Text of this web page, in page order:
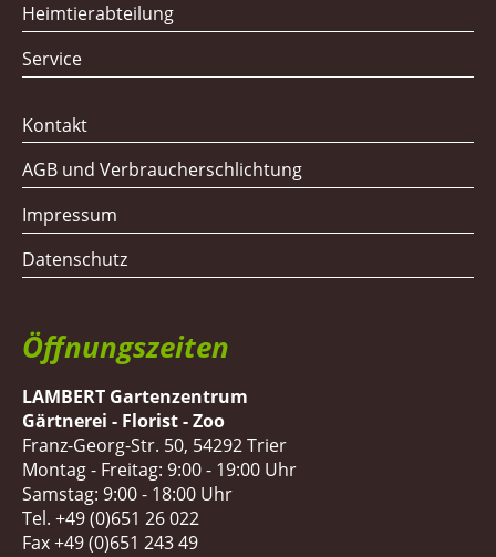
Heimtierabteilung
Service
Kontakt
AGB und Verbraucherschlichtung
Impressum
Datenschutz
Öffnungszeiten
LAMBERT Gartenzentrum
Gärtnerei - Florist - Zoo
Franz-Georg-Str. 50, 54292 Trier
Montag - Freitag: 9:00 - 19:00 Uhr
Samstag: 9:00 - 18:00 Uhr
Tel. +49 (0)651 26 022
Fax +49 (0)651 243 49